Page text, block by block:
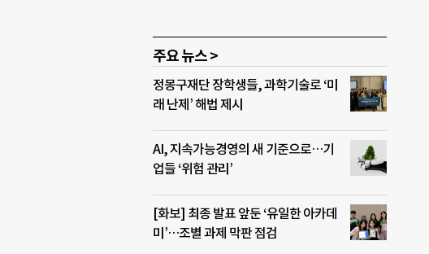
주요 뉴스 >
정몽구재단 장학생들, 과학기술로 ‘미
래 난제’ 해법 제시
AI, 지속가능경영의 새 기준으로…기
업들 ‘위험 관리’
[화보] 최종 발표 앞둔 ‘유일한 아카데
미’…조별 과제 막판 점검